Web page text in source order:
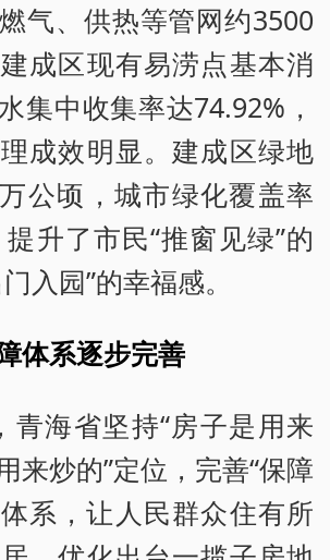
气、供热等管网约3500
成区现有易涝点基本消
集中收集率达74.92%，
成效明显。建成区绿地
公顷，城市绿化覆盖率
升了市民“推窗见绿”的
入园”的幸福感。
体系逐步完善
青海省坚持“房子是用来
来炒的”定位，完善“保障
系，让人民群众住有所